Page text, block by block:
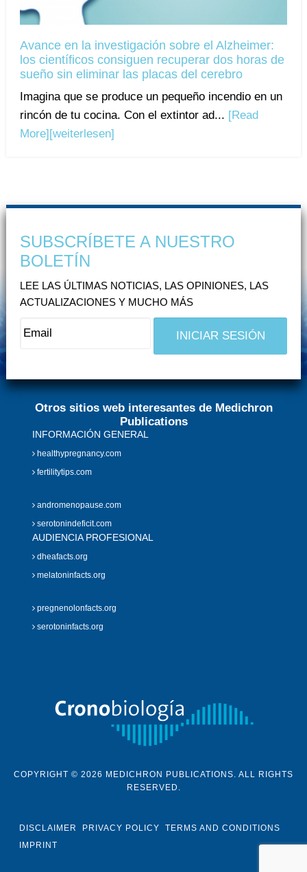
Avance en la investigación sobre el Alzheimer:
los científicos consiguen recuperar dos horas de
sueño sin eliminar las placas del cerebro
Imagina que se produce un pequeño incendio en un
rincón de tu cocina. Con el extintor ad... [Read
More] [weiterlesen]
SUBSCRÍBETE A NUESTRO
BOLETÍN
LEE LAS ÚLTIMAS NOTICIAS, LAS OPINIONES, LAS
ACTUALIZACIONES Y MUCHO MÁS
Otros sitios web interesantes de Medichron
Publications
INFORMACIÓN GENERAL
healthypregnancy.com
fertilitytips.com
andromenopause.com
serotonindeficit.com
AUDIENCIA PROFESIONAL
dheafacts.org
melatoninfacts.org
pregnenolonfacts.org
serotoninfacts.org
COPYRIGHT © 2026 MEDICHRON PUBLICATIONS. ALL RIGHTS
RESERVED.
DISCLAIMER PRIVACY POLICY
TERMS AND CONDITIONS
IMPRINT